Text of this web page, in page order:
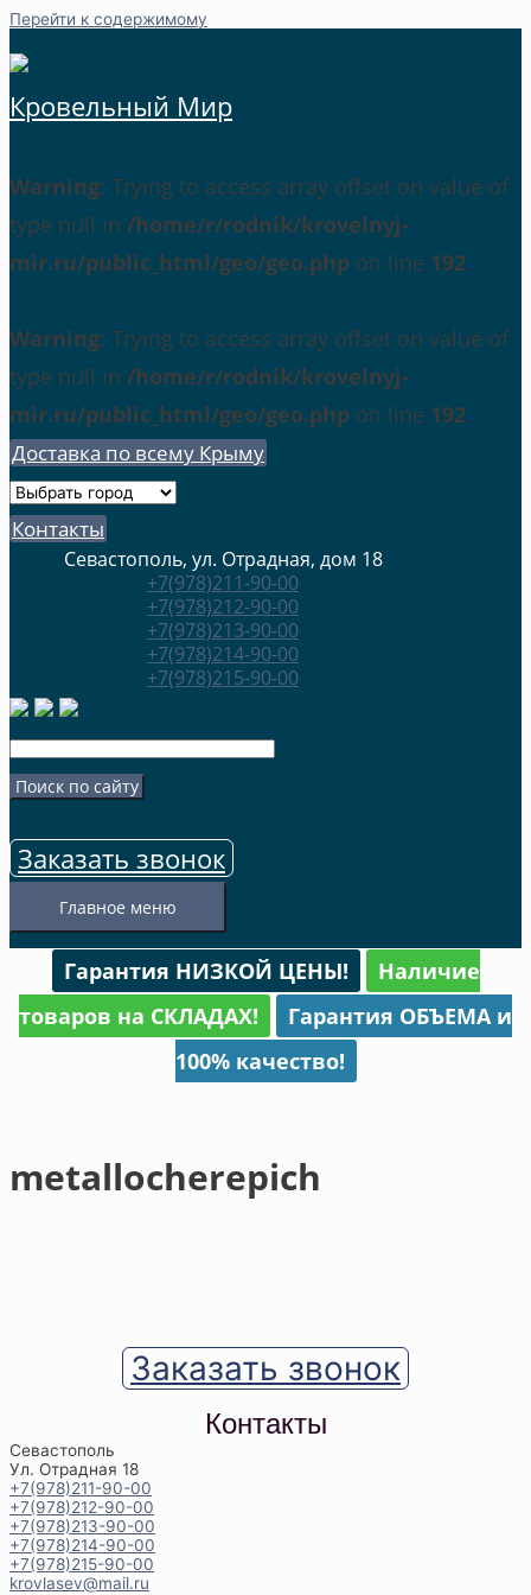
Перейти к содержимому
Кровельный Мир
Warning: Trying to access array offset on value of
type null in /home/r/rodnik/krovelnyj-
mir.ru/public_html/geo/geo.php on line 192
Warning: Trying to access array offset on value of
type null in /home/r/rodnik/krovelnyj-
mir.ru/public_html/geo/geo.php on line 192
Доставка по всему Крыму
Контакты
Севастополь, ул. Отрадная, дом 18
+7(978)211-90-00
+7(978)212-90-00
+7(978)213-90-00
+7(978)214-90-00
+7(978)215-90-00
Заказать звонок
Главное меню
Гарантия НИЗКОЙ ЦЕНЫ!
Наличие
товаров на СКЛАДАХ!
Гарантия ОБЪЕМА и
100% качество!
metallocherepich
Заказать звонок
Контакты
Севастополь
Ул. Отрадная 18
+7(978)211-90-00
+7(978)212-90-00
+7(978)213-90-00
+7(978)214-90-00
+7(978)215-90-00
krovlasev@mail.ru